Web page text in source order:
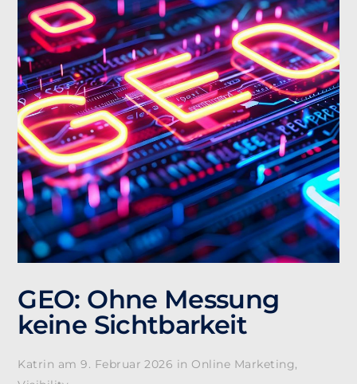
GEO: Ohne Messung
keine Sichtbarkeit
Katrin am9. Februar 2026 in Online Marketing